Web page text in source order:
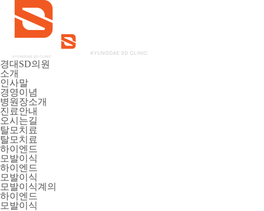
경대SD의원
소개
인사말
경영이념
병원장소개
진료안내
오시는길
탈모치료
탈모치료
하이엔드
모발이식
하이엔드
모발이식
모발이식계의
하이엔드
모발이식